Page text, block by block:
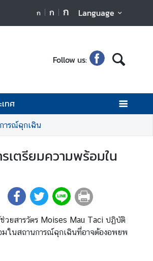
ก ก ก Language
Follow us:
ทศ
ารณ์ฉุกเฉิน
เตรียมความพร้อมใน
วยสารวัตร Moises Mau Taci ปฏิบัติ
มในสถานการณ์ฉุกเฉินที่อาจต้องอพยพ